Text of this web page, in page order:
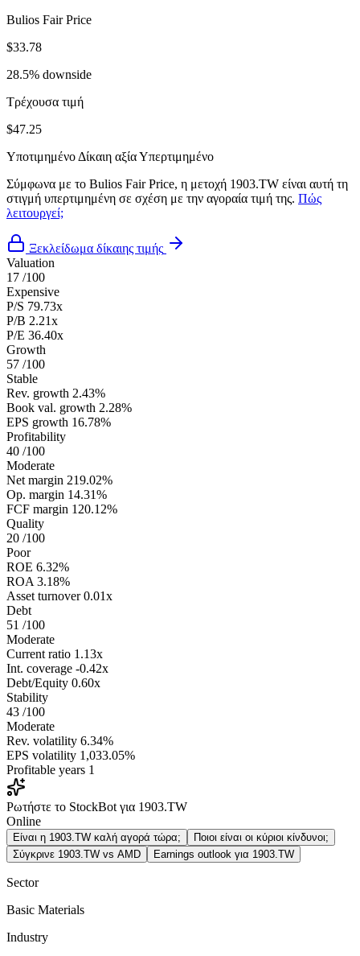
Bulios Fair Price
$33.78
28.5% downside
Τρέχουσα τιμή
$47.25
Υποτιμημένο Δίκαιη αξίαΥπερτιμημένο
Σύμφωνα με το Bulios Fair Price, η μετοχή 1903.TW είναι αυτή τη
στιγμή υπερτιμημένη σε σχέση με την αγοραία τιμή της. Πώς
λειτουργεί;
Ξεκλείδωμα δίκαιης τιμής
Valuation
17 /100
Expensive
P/S 79.73x
P/B 2.21x
P/E 36.40x
Growth
57 /100
Stable
Rev. growth 2.43%
Book val. growth 2.28%
EPS growth 16.78%
Profitability
40 /100
Moderate
Net margin 219.02%
Op. margin 14.31%
FCF margin 120.12%
Quality
20 /100
Poor
ROE 6.32%
ROA 3.18%
Asset turnover 0.01x
Debt
51 /100
Moderate
Current ratio 1.13x
Int. coverage -0.42x
Debt/Equity 0.60x
Stability
43 /100
Moderate
Rev. volatility 6.34%
EPS volatility 1,033.05%
Profitable years 1
Ρωτήστε το StockBot για 1903.TW
Online
Είναι η 1903.TW καλή αγορά τώρα;
Ποιοι είναι οι κύριοι κίνδυνοι;
Σύγκρινε 1903.TW vs AMD
Earnings outlook για 1903.TW
Sector
Basic Materials
Industry